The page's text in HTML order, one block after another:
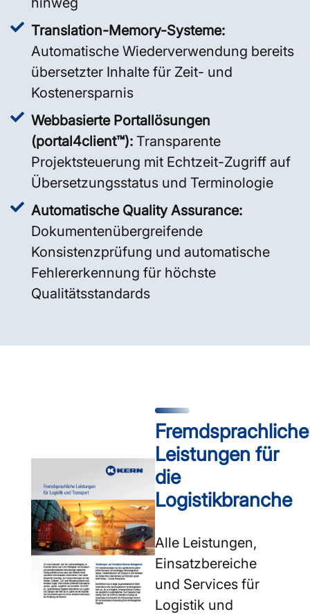
Translation-Memory-Systeme:
Automatische Wiederverwendung bereits
übersetzter Inhalte für Zeit- und
Kostenersparnis
Webbasierte Portallösungen
(portal4client™): Transparente
Projektsteuerung mit Echtzeit-Zugriff auf
Übersetzungsstatus und Terminologie
Automatische Quality Assurance:
Dokumentenübergreifende
Konsistenzprüfung und automatische
Fehlererkennung für höchste
Qualitätsstandards
Fremdsprachliche
Leistungen für
die
Logistikbranche
Alle Leistungen,
Einsatzbereiche
und Services für
Logistik und